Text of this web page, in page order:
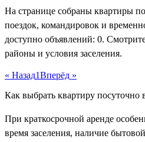
На странице собраны квартиры
поездок, командировок и
доступно объявлений: 0.
районы и условия заселения.
« Назад1Вперёд »
Как выбрать квартиру
При краткосрочной аренде
время заселения, наличие